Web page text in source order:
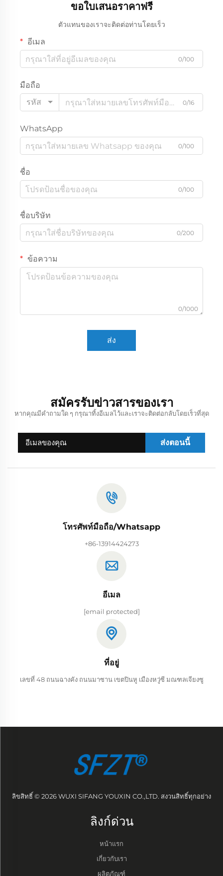
ขอใบเสนอราคาฟรี
ตัวแทนของเราจะติดต่อท่านโดยเร็ว
อีเมล
0/100
มือถือ
รหัส
0/16
WhatsApp
0/100
ชื่อ
0/100
ชื่อบริษัท
0/200
ข้อความ
0/1000
ส่ง
สมัครรับข่าวสารของเรา
หากคุณมีคำถามใด ๆ กรุณาทิ้งอีเมลไว้และเราจะติดต่อกลับโดยเร็วที่สุด
ส่งตอนนี้
โทรศัพท์มือถือ/Whatsapp
+86-13914424273
อีเมล
[email protected]
ที่อยู่
เลขที่ 48 ถนนฉางคัง ถนนมาซาน เขตปินหู เมืองหวู่ซี มณฑลเจียงซู
ลิขสิทธิ์ © 2026 WUXI SIFANG YOUXIN CO.,LTD. สงวนสิทธิ์ทุกอย่าง
ลิงก์ด่วน
หน้าแรก
เกี่ยวกับเรา
ผลิตภัณฑ์